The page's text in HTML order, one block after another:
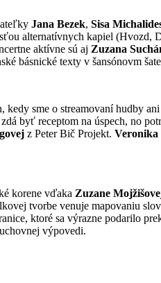
Jana Bezek, Sisa
alternatívnych kapiel (Hvozd,
aktívne sú aj Zuzana
básnické texty v šansónovm
kedy sme o streamovaní hudby
byť receptom na úspech, no
z Peter Bič Projekt. Veronika
korene vďaka Zuzane
tvorbe venuje mapovaniu
ktoré sa výrazne podarilo
výpovedi.